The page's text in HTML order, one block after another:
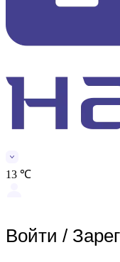
13 ℃
Войти /